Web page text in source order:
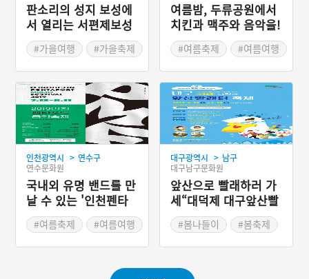
판소리의 성지 보성에
서 열리는 서편제보성
소리축제
#가을여행 #가을축제
여름밤, 두류공원에서
치킨과 맥주와 음악을!
'대구치맥페스티벌'
#여름축제 #여름여행
인천광역시 > 연수구
연수문화원
국내외 유명 밴드를 만
날 수 있는 '인천펜타
포트음악축제'
#여름축제 #여름여행
대구광역시 > 남구
대구남구문화원
앞산으로 빨래하러 가
세“대덕제 대구앞산빨
래터 축제”
#봄나들이 #봄축제